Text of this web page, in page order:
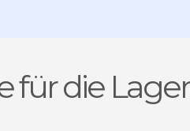
für die